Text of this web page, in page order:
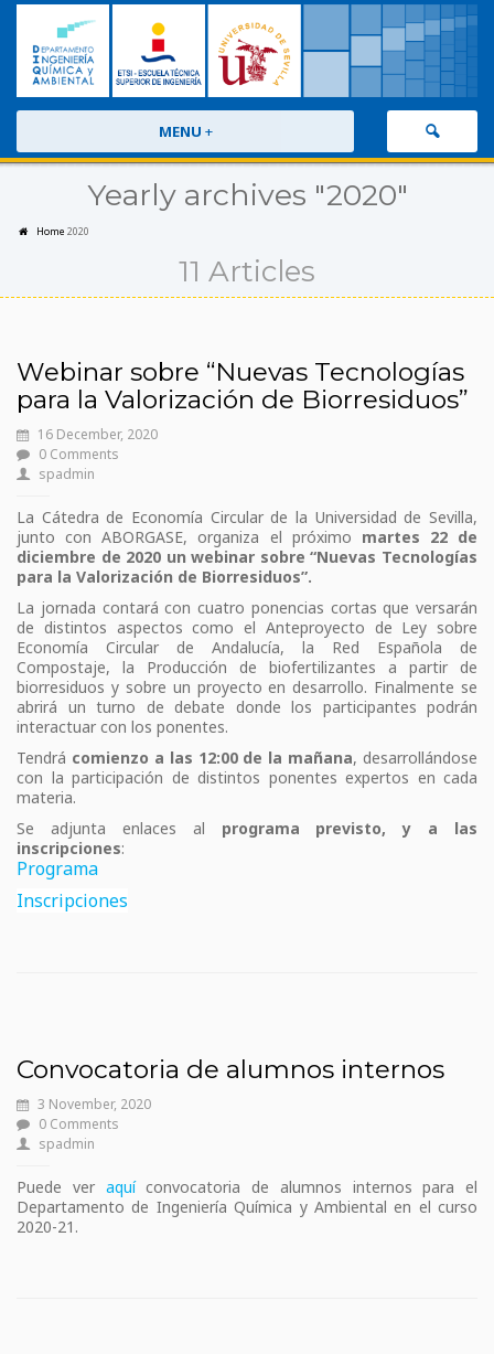
MENU +
Yearly archives "2020"
Home 2020
11 Articles
Webinar sobre “Nuevas Tecnologías
para la Valorización de Biorresiduos”
16 December, 2020
0 Comments
spadmin
La Cátedra de Economía Circular de la Universidad de Sevilla,
junto con ABORGASE, organiza el próximo martes 22 de
diciembre de 2020 un webinar sobre “Nuevas Tecnologías
para la Valorización de Biorresiduos”.
La jornada contará con cuatro ponencias cortas que versarán
de distintos aspectos como el Anteproyecto de Ley sobre
Economía Circular de Andalucía, la Red Española de
Compostaje, la Producción de biofertilizantes a partir de
biorresiduos y sobre un proyecto en desarrollo. Finalmente se
abrirá un turno de debate donde los participantes podrán
interactuar con los ponentes.
Tendrá comienzo a las 12:00 de la mañana, desarrollándose
con la participación de distintos ponentes expertos en cada
materia.
Se adjunta enlaces al programa previsto, y a las
inscripciones:
Programa
Inscripciones
Convocatoria de alumnos internos
3 November, 2020
0 Comments
spadmin
Puede ver aquí convocatoria de alumnos internos para el
Departamento de Ingeniería Química y Ambiental en el curso
2020-21.